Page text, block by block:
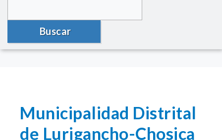
Buscar
Municipalidad Distrital
de Lurigancho-Chosica